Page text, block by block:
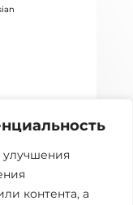
контента, а